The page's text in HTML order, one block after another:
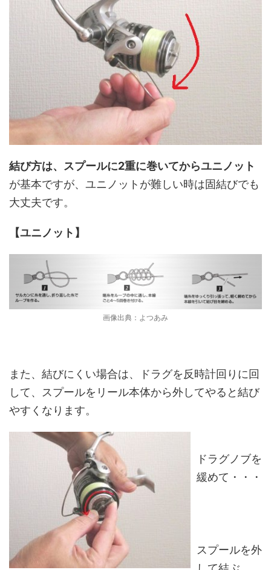
結び方は、スプールに2重に巻いてからユニノット
が基本ですが、ユニノットが難しい時は固結びでも
大丈夫です。
【ユニノット】
画像出典：よつあみ
また、結びにくい場合は、ドラグを反時計回りに回
して、スプールをリール本体から外してやると結び
やすくなります。
ドラグノブを
緩めて・・・
スプールを外